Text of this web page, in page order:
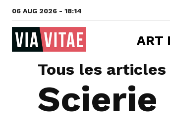
06 AUG 2026 - 18:14
ART
Tous les articles
Scierie